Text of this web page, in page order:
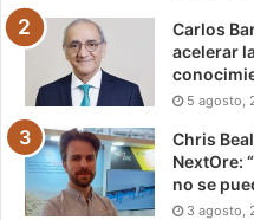
Carlos
acelerar
5 agosto,
Chris
NextOre:
no se
3 agosto,